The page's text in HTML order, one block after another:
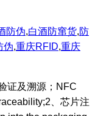
防伪,白酒防窜货,防
伪,重庆RFID,重庆
证及溯源；NFC
、芯片注